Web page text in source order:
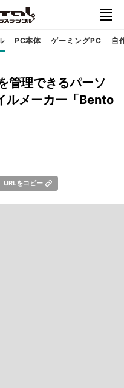
PC本体 ゲーミングPC 自
管理できるパーソ
ルメーカー「Bento
URLをコピー